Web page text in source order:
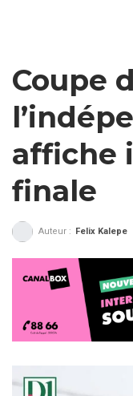
Coupe
affiche
finale
Auteur : Felix Kalepe